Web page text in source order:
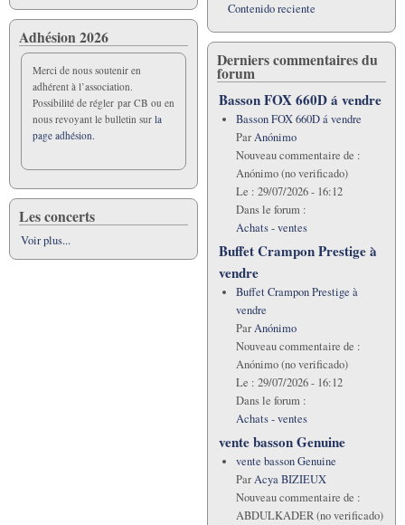
Adhésion 2026
Merci de nous soutenir en
adhérent à l’association.
Possibilité de régler par CB ou en
nous revoyant le bulletin sur la
page adhésion.
Les concerts
Voir plus...
Contenido reciente
Derniers commentaires du
forum
Basson FOX 660D á vendre
Basson FOX 660D á vendre
ParAnónimo
Nouveau commentaire de :
Anónimo (no verificado)
Le : 29/07/2026 - 16:12
Dans le forum :
Achats - ventes
Buffet Crampon Prestige à
vendre
Buffet Crampon Prestige à
vendre
ParAnónimo
Nouveau commentaire de :
Anónimo (no verificado)
Le : 29/07/2026 - 16:12
Dans le forum :
Achats - ventes
vente basson Genuine
vente basson Genuine
ParAcya BIZIEUX
Nouveau commentaire de :
ABDULKADER (no verificado)